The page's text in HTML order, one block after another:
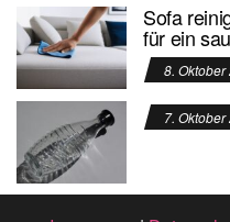
Sofa
für ein
8. Oktober
7.